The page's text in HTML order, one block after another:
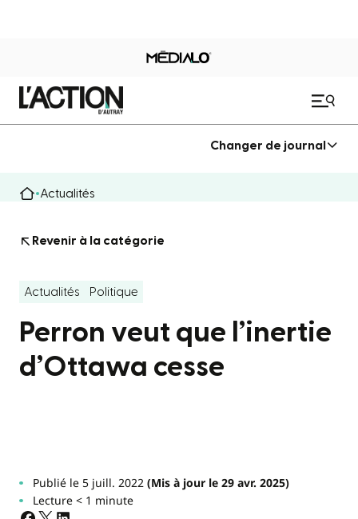
Changer de journal
Actualités
Revenir à la catégorie
Actualités Politique
Perron veut que l’inertie
d’Ottawa cesse
Publié le 5 juill. 2022(Mis à jour le 29 avr. 2025)
Lecture < 1 minute